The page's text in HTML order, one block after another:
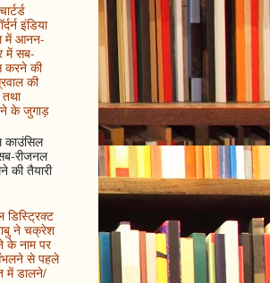
इंडिया
में आनन-
में सब-
करने की
की
के जुगाड़
काउंसिल
रीजनल
की तैयारी
डिस्ट्रिक्ट
ने चक्रेश
के नाम पर
से पहले
में डालने/